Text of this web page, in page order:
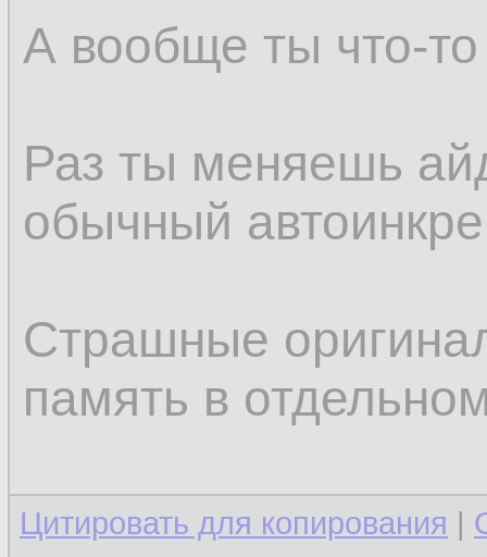
А вообще ты что-
Раз ты меняешь
обычный
Страшные
память в
Цитировать для копирования |